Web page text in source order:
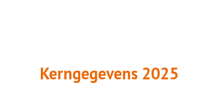
Kerngegevens 2025